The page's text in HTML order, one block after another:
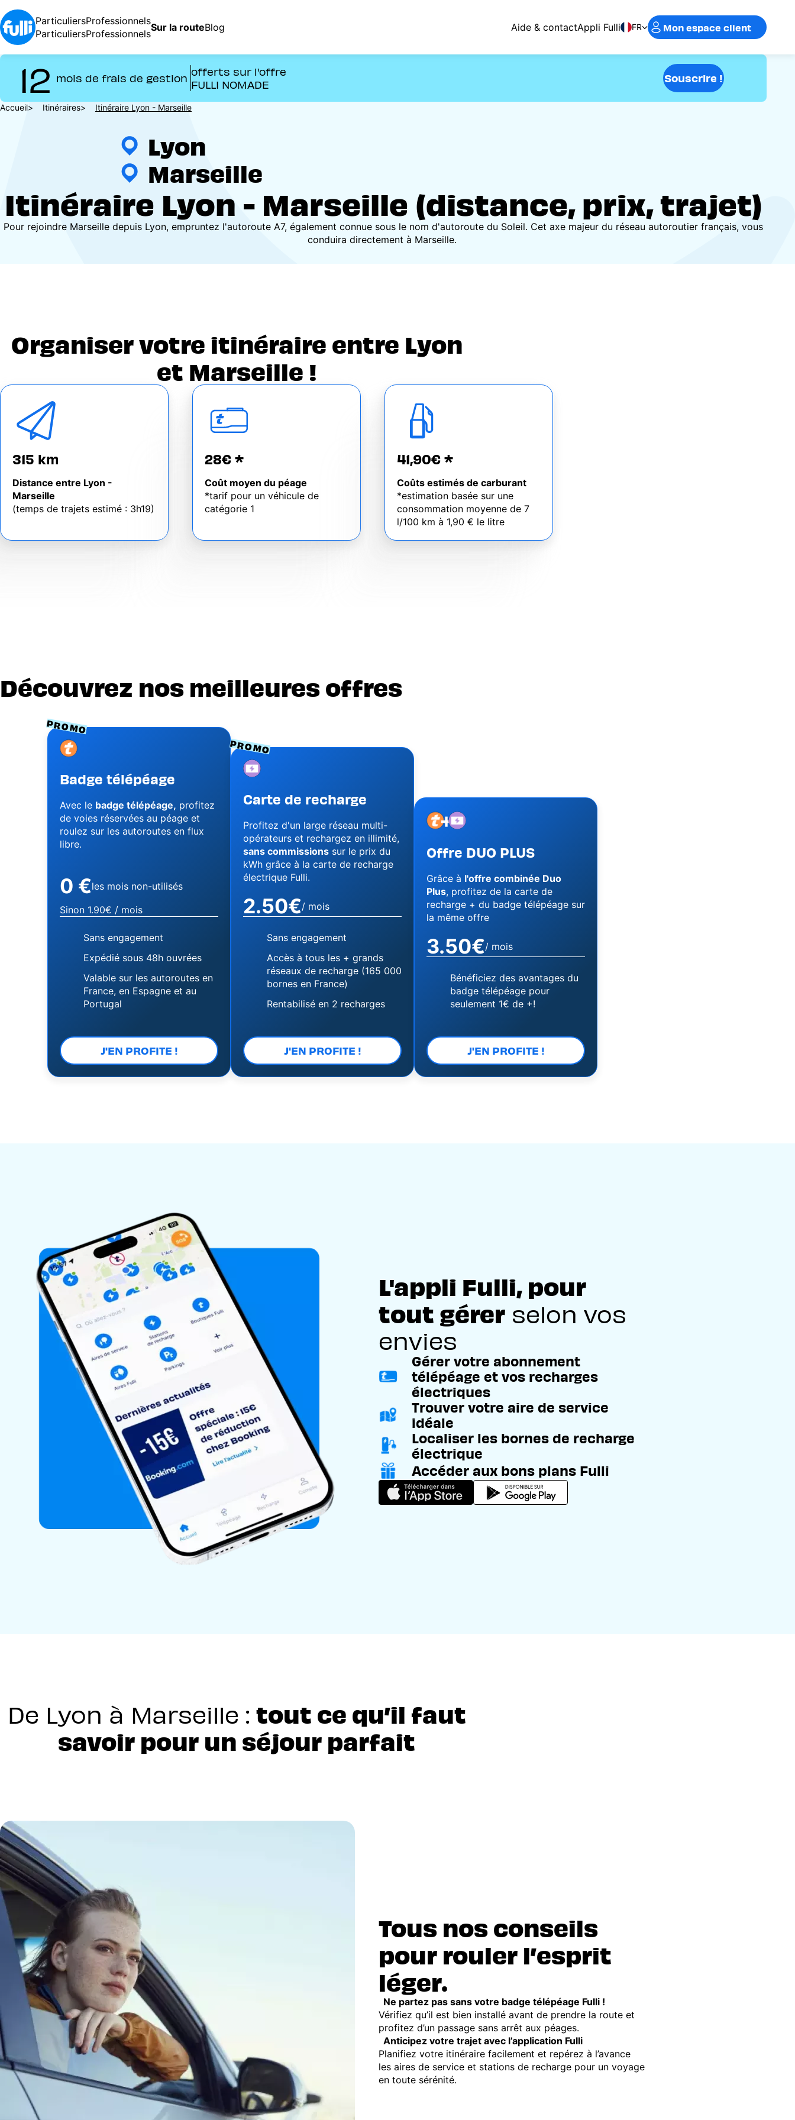
Aller
au
contenu
principal
Particuliers
Particuliers
Professionnels
Professionnels
Sur la routeBlog Aide & contactAppli Fulli FR Mon espace client
12 mois de frais de gestion
offerts sur l'offre
FULLI NOMADE
Souscrire !
Fil
Accueil Itinéraires Itinéraire Lyon - Marseille
Lyon
Marseille
Itinéraire Lyon - Marseille (distance, prix, trajet)
Pour rejoindre Marseille depuis Lyon, empruntez l'autoroute A7, également connue sous le nom d'autoroute du Soleil. Cet axe majeur du réseau autoroutier français, vous
conduira directement à Marseille.
Organiser votre itinéraire entre Lyon
et Marseille !
315 km
Distance entre Lyon -
Marseille
(temps de trajets estimé : 3h19)
28€ *
Coût moyen du péage
*tarif pour un véhicule de
catégorie 1
41,90€ *
Coûts estimés de carburant
*estimation basée sur une
consommation moyenne de 7
l/100 km à 1,90 € le litre
Découvrez nos meilleures offres
PROMO
Image
Badge télépéage
Avec le badge télépéage, profitez
de voies réservées au péage et
roulez sur les autoroutes en flux
libre.
0 €les mois non-utilisés
Sinon 1.90€ / mois
Sans engagement
Expédié sous 48h ouvrées
Valable sur les autoroutes en
France, en Espagne et au
Portugal
J'EN PROFITE !
PROMO
Image
Carte de recharge
Profitez d'un large réseau multi-
opérateurs et rechargez en illimité,
sans commissions sur le prix du
kWh grâce à la carte de recharge
électrique Fulli.
2.50€/ mois
Sans engagement
Accès à tous les + grands
réseaux de recharge (165 000
bornes en France)
Rentabilisé en 2 recharges
J'EN PROFITE !
Image
+Image
Offre DUO PLUS
Grâce à l'offre combinée Duo
Plus, profitez de la carte de
recharge + du badge télépéage sur
la même offre
3.50€/ mois
Bénéficiez des avantages du
badge télépéage pour
seulement 1€ de +!
J'EN PROFITE !
L'appli Fulli, pour
tout gérer selon vos
envies
Gérer votre abonnement
télépéage et vos recharges
électriques
Trouver votre aire de service
idéale
Localiser les bornes de recharge
électrique
Accéder aux bons plans Fulli
De Lyon à Marseille : tout ce qu’il faut
savoir pour un séjour parfait
Tous nos conseils
pour rouler l’esprit
léger.
Ne partez pas sans votre badge télépéage Fulli !
Vérifiez qu’il est bien installé avant de prendre la route et
profitez d’un passage sans arrêt aux péages.
Anticipez votre trajet avec l’application Fulli
Planifiez votre itinéraire facilement et repérez à l’avance
les aires de service et stations de recharge pour un voyage
en toute sérénité.